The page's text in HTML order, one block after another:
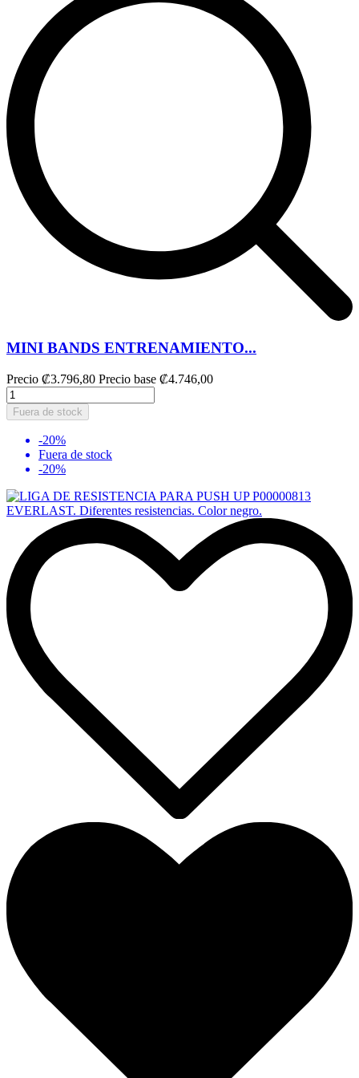
MINI BANDS ENTRENAMIENTO...
Precio ₡3.796,80 Precio base ₡4.746,00
Fuera de stock
-20%
Fuera de stock
-20%